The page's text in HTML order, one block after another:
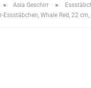
» Asia Geschirr »
Essstäbchen, Whale Red, 22